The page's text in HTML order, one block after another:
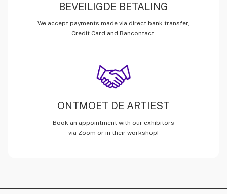
BEVEILIGDE BETALING
We accept payments made via direct bank transfer,
Credit Card and Bancontact.
ONTMOET DE ARTIEST
Book an appointment with our exhibitors
via Zoom or in their workshop!